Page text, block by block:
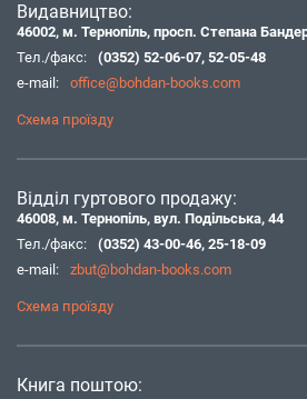
Видавництво:
46002, м. Тернопіль, просп. Степана
Тел./факс:
(0352) 52-06-07, 52-05-48
e-mail:
office@bohdan-books.com
Схема проїзду
Відділ гуртового продажу:
46008, м. Тернопіль, вул. Подільська, 44
Тел./факс:
(0352) 43-00-46, 25-18-09
e-mail:
zbut@bohdan-books.com
Схема проїзду
Книга поштою: